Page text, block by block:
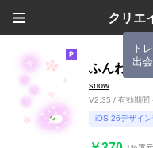
クリエ
ト
出
ふんわり
snow
V2.35 / 有効期間 -
iOS 26デザイ